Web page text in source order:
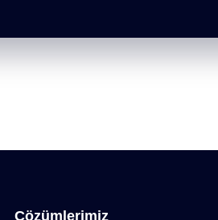
Çözümlerimiz